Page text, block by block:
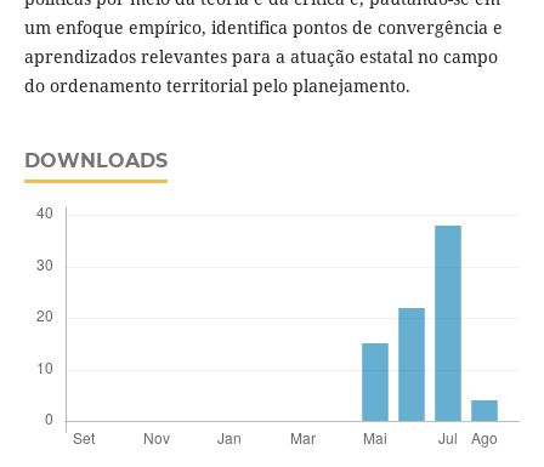
um enfoque empírico, identifica pontos de convergência e
aprendizados relevantes para a atuação estatal no campo
do ordenamento territorial pelo planejamento.
DOWNLOADS